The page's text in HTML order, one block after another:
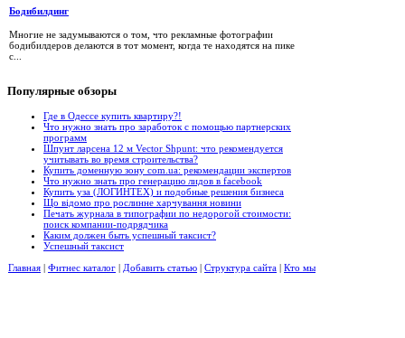
Бодибилдинг
Многие не задумываются о том, что рекламные фотографии
бодибилдеров делаются в тот момент, когда те находятся на пике
с...
Популярные обзоры
Где в Одессе купить квартиру?!
Что нужно знать про заработок с помощью партнерских
программ
Шпунт ларсена 12 м Vector Shpunt: что рекомендуется
учитывать во время строительства?
Купить доменную зону com.ua: рекомендации экспертов
Что нужно знать про генерацию лидов в facebook
Купить уза (ЛОГИНТЕХ) и подобные решения бизнеса
Що відомо про рослинне харчування новини
Печать журнала в типографии по недорогой стоимости:
поиск компании-подрядчика
Каким должен быть успешный таксист?
Успешный таксист
Главная
Фитнес каталог Добавить статью Структура сайта Кто мы